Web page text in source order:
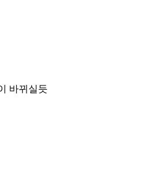
바뀌실듯